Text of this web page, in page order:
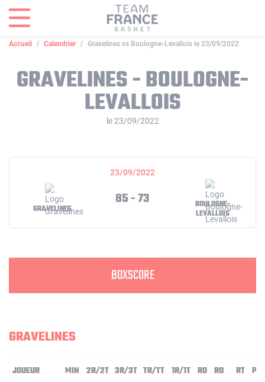
Accueil Calendrier Gravelines vs Boulogne-Levallois le 23/09/2022
GRAVELINES - BOULOGNE-
LEVALLOIS
le 23/09/2022
23/09/2022
GRAVELINES
85 - 73
BOULOGNE-
LEVALLOIS
BOXSCORE
GRAVELINES
JOUEUR MIN 2R/2T 3R/3T TR/TT 1R/1T RO RD RT PD
Panneau de gestion des cookies